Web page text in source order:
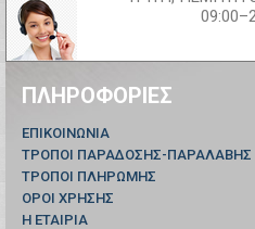
ΠΛΗΡΟΦΟΡΊΕΣ
ΕΠΙΚΟΙΝΩΝΊΑ
ΤΡΟΠΟΙ ΠΑΡΑΔΟΣΗΣ-ΠΑΡΑΛΑΒΗΣ
ΤΡΟΠΟΙ ΠΛΗΡΩΜΗΣ
ΟΡΟΙ ΧΡΗΣΗΣ
Η ΕΤΑΙΡΙΑ